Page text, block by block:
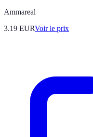
Ammareal
3.19 EURVoir le prix